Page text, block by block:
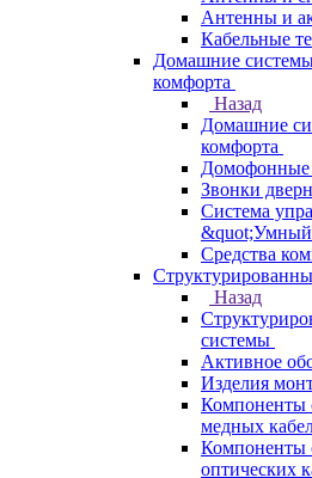
Антенны и
Кабельные
Домашние
комфорта
Назад
Домашние
комфорта
Домофонные
Звонки
Система
Средства
Назад
системы
Активное
Изделия
Компоненты
медных
Компоненты
оптических